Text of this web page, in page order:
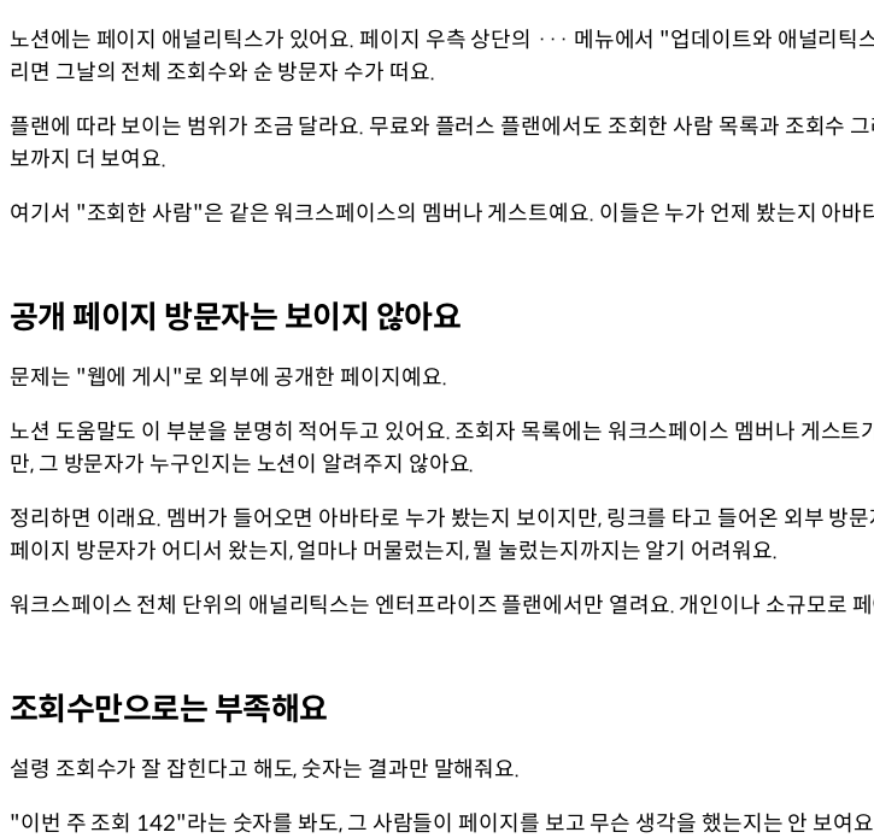
노션에는 페이지 애널리틱스가 있어요. 페이지 우측 상단의 ··· 메뉴에서 "업데이트와 애널리
리면 그날의 전체 조회수와 순 방문자 수가 떠요.
플랜에 따라 보이는 범위가 조금 달라요. 무료와 플러스 플랜에서도 조회한 사람 목록과 조회수
보까지 더 보여요.
여기서 "조회한 사람"은 같은 워크스페이스의 멤버나 게스트예요. 이들은 누가 언제 봤는지 아바
공개 페이지 방문자는 보이지 않아요
문제는 "웹에 게시"로 외부에 공개한 페이지예요.
노션 도움말도 이 부분을 분명히 적어두고 있어요. 조회자 목록에는 워크스페이스 멤버나 게스
만, 그 방문자가 누구인지는 노션이 알려주지 않아요.
정리하면 이래요. 멤버가 들어오면 아바타로 누가 봤는지 보이지만, 링크를 타고 들어온 외부 방
페이지 방문자가 어디서 왔는지, 얼마나 머물렀는지, 뭘 눌렀는지까지는 알기 어려워요.
워크스페이스 전체 단위의 애널리틱스는 엔터프라이즈 플랜에서만 열려요. 개인이나 소규모로
조회수만으로는 부족해요
설령 조회수가 잘 잡힌다고 해도, 숫자는 결과만 말해줘요.
"이번 주 조회 142"라는 숫자를 봐도, 그 사람들이 페이지를 보고 무슨 생각을 했는지는 안 보여